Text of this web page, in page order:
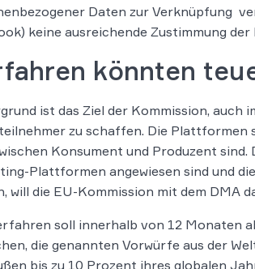
Daten zur Verknüpfung
keine ausreichende Zustimmung
könnten
ist das Ziel der Kommission,
zu schaffen. Die Plattformen
Konsument und Produzent
Plattformen angewiesen sind und
will die EU-Kommission mit dem DMA
soll innerhalb von 12 Monaten
die genannten Vorwürfe aus der
bis zu 10 Prozent ihres globalen